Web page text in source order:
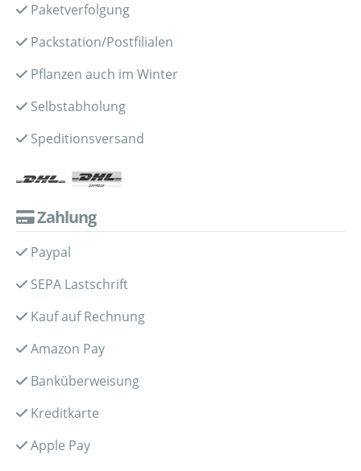
Paketverfolgung
Packstation/Postfilialen
Pflanzen auch im Winter
Selbstabholung
Speditionsversand
Zahlung
Paypal
SEPA Lastschrift
Kauf auf Rechnung
Amazon Pay
Banküberweisung
Kreditkarte
Apple Pay